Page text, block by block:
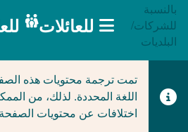
بالنسبة
للشركات/
البلديات
CURRENT SECTION للعائلات
HAUPTNAVIGATION
(BÜRGERBEREICH
للعائلات
تمت ترجمة محتويات هذه
اللغة المحددة. لذلك، من
اختلافات عن محتويات الصفحة